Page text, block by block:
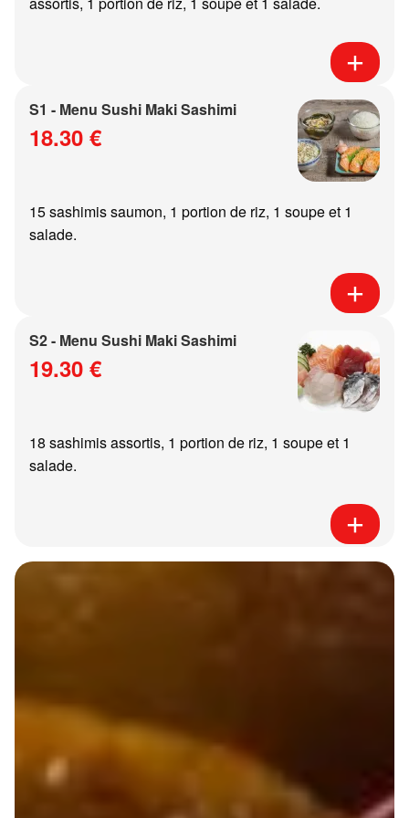
S1 - Menu Sushi Maki Sashimi
18.30 €
15 sashimis saumon, 1 portion de riz, 1 soupe et 1
salade.
S2 - Menu Sushi Maki Sashimi
19.30 €
18 sashimis assortis, 1 portion de riz, 1 soupe et 1
salade.